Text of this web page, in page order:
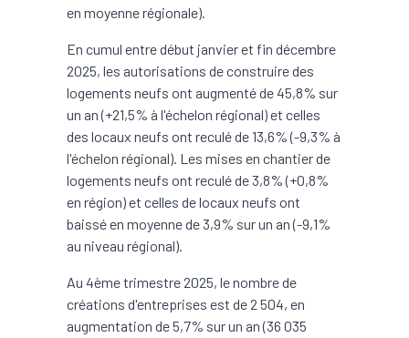
en moyenne régionale).
En cumul entre début janvier et fin décembre
2025, les autorisations de construire des
logements neufs ont augmenté de 45,8% sur
un an (+21,5% à l'échelon régional) et celles
des locaux neufs ont reculé de 13,6% (-9,3% à
l'échelon régional). Les mises en chantier de
logements neufs ont reculé de 3,8% (+0,8%
en région) et celles de locaux neufs ont
baissé en moyenne de 3,9% sur un an (-9,1%
au niveau régional).
Au 4ème trimestre 2025, le nombre de
créations d'entreprises est de 2 504, en
augmentation de 5,7% sur un an (36 035